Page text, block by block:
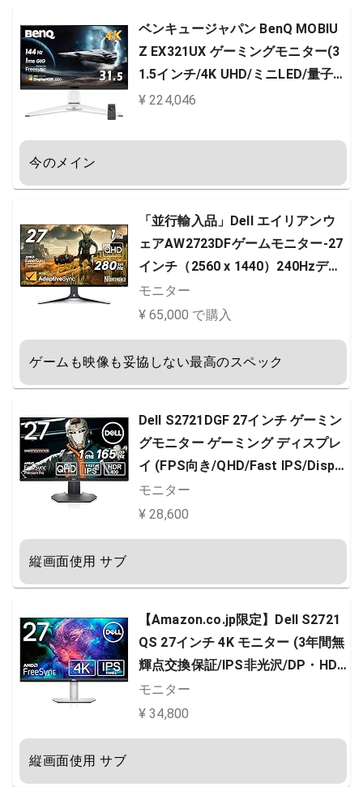
ベンキュージャパン BenQ MOBIU
Z EX321UX ゲーミングモニター(3
1.5インチ/4K UHD/ミニLED/量子ド
ット/144Hz/1ms/HDR 1000/PixSo
対応/FreeSync Premium Pro/輝度
¥ 224,046
今のメイン
「並行輸入品」Dell エイリアンウ
ェアAW2723DFゲームモニター-27
インチ（2560 x 1440）240Hzディ
スプレイ（DP 1.4）、1MS応答時
間、N​​VIDIA G -Sync、プリセットO
ル/ピボット調整
モニター
¥ 65,000 で購入
ゲームも映像も妥協しない最高のスペック
Dell S2721DGF 27インチ ゲーミン
グモニター ゲーミング ディスプレ
イ (FPS向き/QHD/Fast IPS/Displa
yPort HDMI x2/縦横回転 高さ調整/
1ms/165Hz/NVIDIA G-SYNC Com
モニター
¥ 28,600
縦画面使用 サブ
【Amazon.co.jp限定】Dell S2721
QS 27インチ 4K モニター (3年間無
輝点交換保証/IPS非光沢/DP・HD
MIx2/sRGB 99%/縦横回転・高さ調
節/AMD FreeSync/スピーカー付)
モニター
¥ 34,800
縦画面使用 サブ